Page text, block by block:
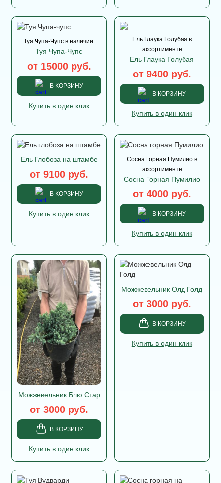
Туя Чупа-Чупс в наличии.
Туя Чупа-Чупс
от 15000 руб.
В КОРЗИНУ
Купить в один клик
Ель Глаука Голубая в
ассортименте
Ель Глаука Голубая
от 9400 руб.
В КОРЗИНУ
Купить в один клик
Ель Глобоза на штамбе
от 9100 руб.
В КОРЗИНУ
Купить в один клик
Сосна Горная Пумилио в
ассортименте
Сосна Горная Пумилио
от 4000 руб.
В КОРЗИНУ
Купить в один клик
Можжевельник Блю Стар
от 3000 руб.
В КОРЗИНУ
Купить в один клик
Можжевельник Олд Голд
от 3000 руб.
В КОРЗИНУ
Купить в один клик